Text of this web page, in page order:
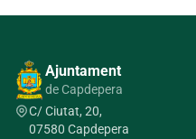
Ajuntament
de Capdepera
C/ Ciutat, 20,
07580 Capdepera